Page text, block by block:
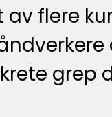
av flere
grep